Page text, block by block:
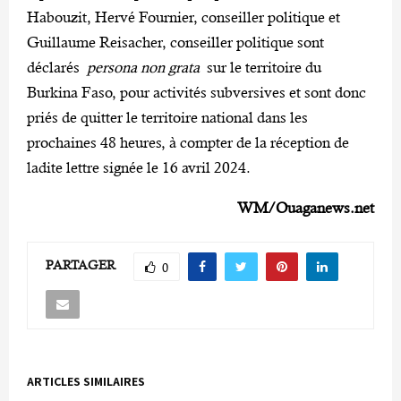
Habouzit, Hervé Fournier, conseiller politique et
Guillaume Reisacher, conseiller politique sont
déclarés persona non gratasur le territoire du
Burkina Faso, pour activités subversives et sont donc
priés de quitter le territoire national dans les
prochaines 48 heures, à compter de la réception de
ladite lettre signée le 16 avril 2024.
WM/Ouaganews.net
PARTAGER 0
ARTICLES SIMILAIRES